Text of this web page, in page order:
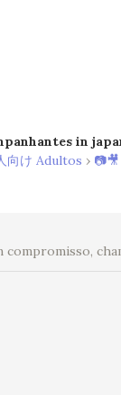
in
向け Adultos ›